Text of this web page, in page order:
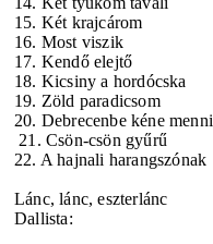
15. Két krajcárom
16. Most viszik
17. Kendő elejtő
18. Kicsiny a hordócska
19. Zöld paradicsom
20. Debrecenbe kéne menni
21. Csön-csön gyűrű
22. A hajnali harangszónak
Lánc, lánc, eszterlánc
Dallista: